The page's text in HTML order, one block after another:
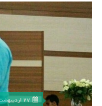
27 اردیبهشت, 1397